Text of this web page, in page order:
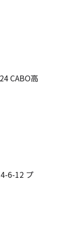
CABO高
6-12 プ